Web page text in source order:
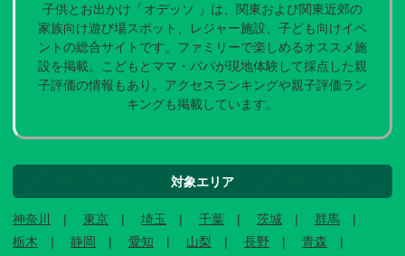
子供とお出かけ「オデッソ 」は、関東および関東近郊の
家族向け遊び場スポット、レジャー施設、子ども向けイベ
ントの総合サイトです。ファミリーで楽しめるオススメ施
設を掲載。こどもとママ・パパが現地体験して採点した親
子評価の情報もあり。アクセスランキングや親子評価ラン
キングも掲載しています。
対象エリア
神奈川 東京 埼玉 千葉 茨城
群馬
栃木
静岡 愛知 山梨 長野
青森